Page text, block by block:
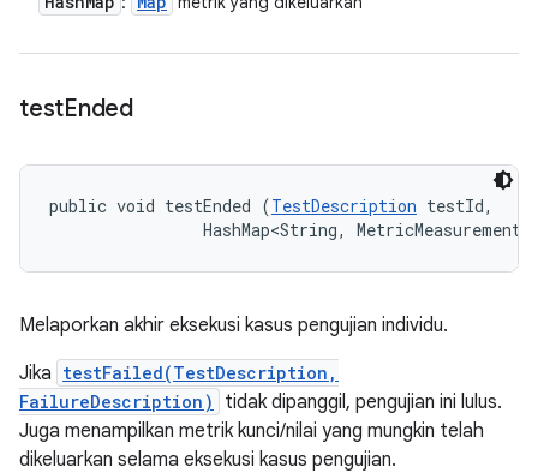
testEnded
public void testEnded (TestDescription testId,
HashMap<String,
Melaporkan akhir eksekusi kasus pengujian individu.
Jika testFailed(TestDescription,
FailureDescription)
tidak dipanggil, pengujian ini lulus.
Juga menampilkan metrik kunci/nilai yang mungkin telah
dikeluarkan selama eksekusi kasus pengujian.